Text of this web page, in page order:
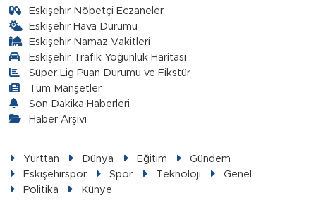
Eskişehir Nöbetçi Eczaneler
Eskişehir Hava Durumu
Eskişehir Namaz Vakitleri
Eskişehir Trafik Yoğunluk Haritası
Süper Lig Puan Durumu ve Fikstür
Tüm Manşetler
Son Dakika Haberleri
Haber Arşivi
Yurttan Dünya Eğitim
Gündem
Eskişehirspor
Spor Teknoloji
Genel
Politika
Künye